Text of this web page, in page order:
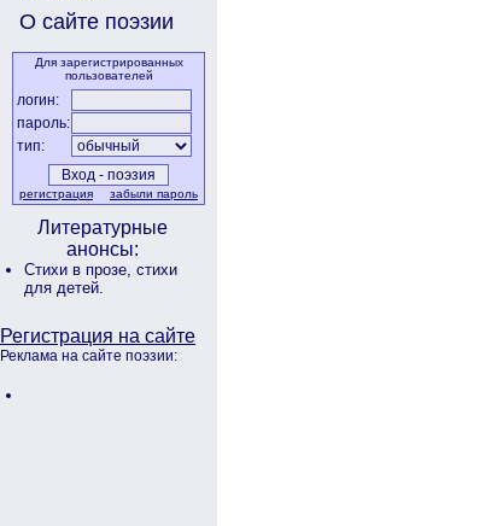
О сайте поэзии
Для зарегистрированных
пользователей
логин:
пароль:
тип:
регистрация забыли пароль
Литературные
анонсы:
Стихи в прозе, стихи
для детей.
Регистрация на сайте
Реклама на сайте поэзии: